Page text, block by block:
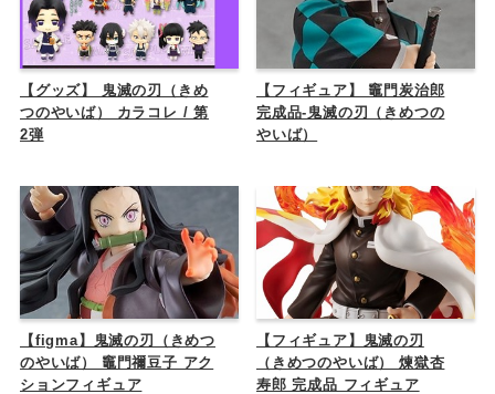
【グッズ】 鬼滅の刃（きめ
つのやいば） カラコレ / 第
2弾
【フィギュア】 竈門炭治郎
完成品-鬼滅の刃（きめつの
やいば）
【figma】鬼滅の刃（きめつ
のやいば） 竈門禰豆子 アク
ションフィギュア
【フィギュア】鬼滅の刃
（きめつのやいば） 煉獄杏
寿郎 完成品 フィギュア